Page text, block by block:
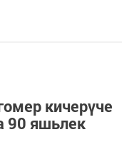
кичерүче
90 яшьлек